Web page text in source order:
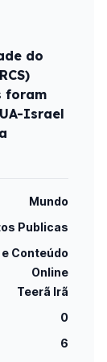
do
foram
Israel
Mundo
Publicas
Conteúdo
Online
Teerã Irã
0
6